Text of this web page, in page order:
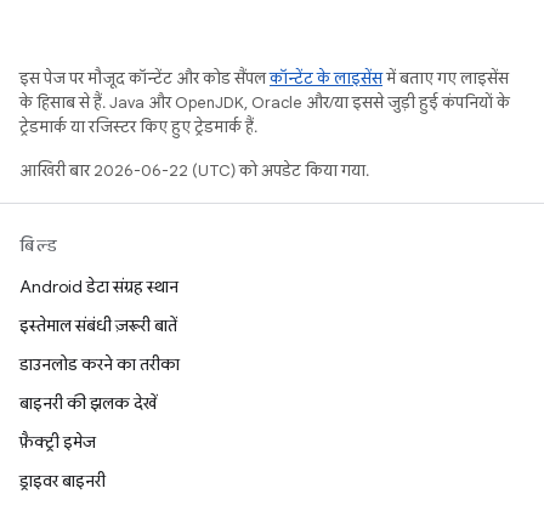
इस पेज पर मौजूद कॉन्टेंट और कोड सैंपलकॉन्टेंट के लाइसेंसमें बताए गए लाइसेंस
के हिसाब से हैं. Java और OpenJDK, Oracle और/या इससे जुड़ी हुई कंपनियों के
ट्रेडमार्क या रजिस्टर किए हुए ट्रेडमार्क हैं.
आखिरी बार 2026-06-22 (UTC) को अपडेट किया गया.
बिल्ड
Android डेटा संग्रह स्थान
इस्तेमाल संबंधी ज़रूरी बातें
डाउनलोड करने का तरीका
बाइनरी की झलक देखें
फ़ैक्ट्री इमेज
ड्राइवर बाइनरी